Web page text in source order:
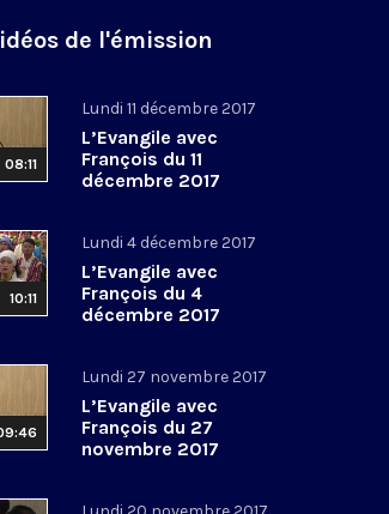
de l'émission
08:11
Lundi 11 décembre 2017
L’Evangile avec
François du 11
décembre 2017
10:11
Lundi 4 décembre 2017
L’Evangile avec
François du 4
décembre 2017
Lundi 27 novembre 2017
L’Evangile avec
François du 27
novembre 2017